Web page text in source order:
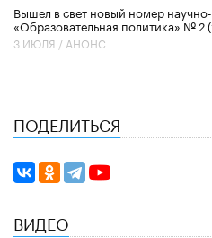
Вышел в свет новый номер
«Образовательная политика» № 2
3 ИЮЛЯ / АНОНС
ПОДЕЛИТЬСЯ
ВИДЕО